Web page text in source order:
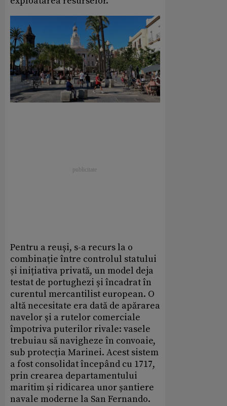
Pentru a reuși, s-a recurs la o
combinație între controlul statului
și inițiativa privată, un model deja
testat de portughezi și încadrat în
curentul mercantilist european. O
altă necesitate era dată de apărarea
navelor și a rutelor comerciale
împotriva puterilor rivale: vasele
trebuiau să navigheze în convoaie,
sub protecția Marinei. Acest sistem
a fost consolidat începând cu 1717,
prin crearea departamentului
maritim și ridicarea unor șantiere
navale moderne la San Fernando.